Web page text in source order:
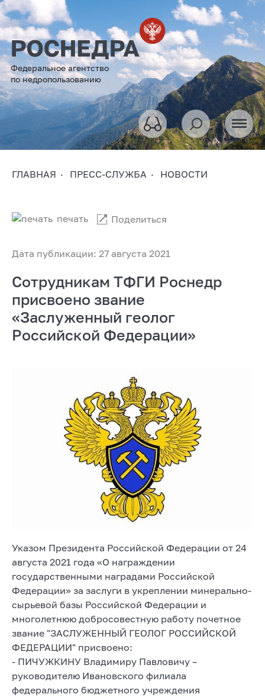
Федеральное агентство
по недропользованию
ГЛАВНАЯ ПРЕСС-СЛУЖБА НОВОСТИ
Дата публикации: 27 августа 2021
печать Поделиться
Сотрудникам ТФГИ Роснедр
присвоено звание
«Заслуженный геолог
Российской Федерации»
Указом Президента Российской Федерации от 24
августа 2021 года «О награждении
государственными наградами Российской
Федерации» за заслуги в укреплении минерально-
сырьевой базы Российской Федерации и
многолетнюю добросовестную работу почетное
звание "ЗАСЛУЖЕННЫЙ ГЕОЛОГ РОССИЙСКОЙ
ФЕДЕРАЦИИ" присвоено:
- ПИЧУЖКИНУ Владимиру Павловичу –
руководителю Ивановского филиала
федерального бюджетного учреждения